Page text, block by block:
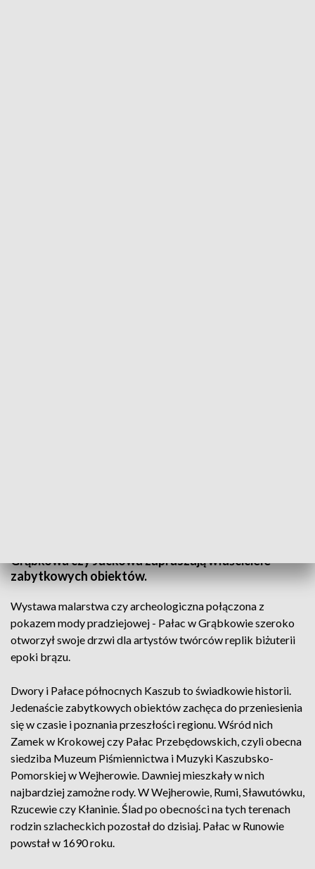
Grąbkowa czy Jackowa zapraszają właściciele
zabytkowych obiektów.
Wystawa malarstwa czy archeologiczna połączona z
pokazem mody pradziejowej - Pałac w Grąbkowie szeroko
otworzył swoje drzwi dla artystów twórców replik biżuterii
epoki brązu.
Dwory i Pałace północnych Kaszub to świadkowie historii.
Jedenaście zabytkowych obiektów zachęca do przeniesienia
się w czasie i poznania przeszłości regionu. Wśród nich
Zamek w Krokowej czy Pałac Przebędowskich, czyli obecna
siedziba Muzeum Piśmiennictwa i Muzyki Kaszubsko-
Pomorskiej w Wejherowie. Dawniej mieszkały w nich
najbardziej zamożne rody. W Wejherowie, Rumi, Sławutówku,
Rzucewie czy Kłaninie. Ślad po obecności na tych terenach
rodzin szlacheckich pozostał do dzisiaj. Pałac w Runowie
powstał w 1690 roku.